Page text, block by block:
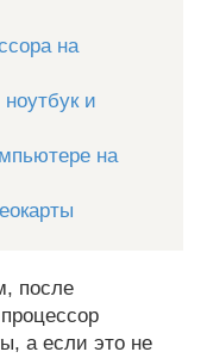
на
и
на
после
а если это не